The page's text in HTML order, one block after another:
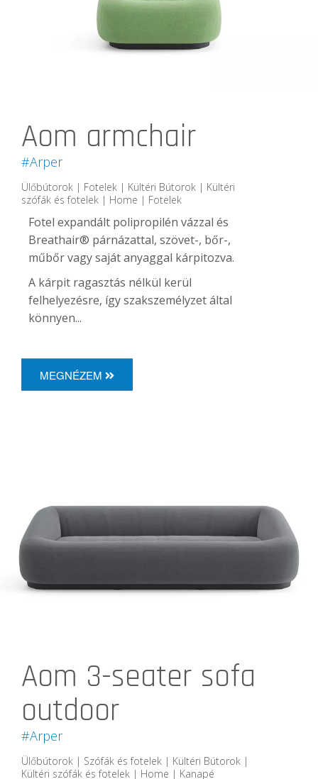
Aom armchair
#Arper
Ülőbútorok | Fotelek | Kültéri Bútorok | Kültéri
szófák és fotelek | Home | Fotelek
Fotel expandált polipropilén vázzal és
Breathair® párnázattal, szövet-, bőr-,
műbőr vagy saját anyaggal kárpitozva.
A kárpit ragasztás nélkül kerül
felhelyezésre, így szakszemélyzet által
könnyen...
MEGNÉZEM
Aom 3-seater sofa
outdoor
#Arper
Ülőbútorok | Szófák és fotelek | Kültéri Bútorok |
Kültéri szófák és fotelek | Home | Kanapé